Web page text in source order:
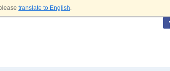
translate to English.